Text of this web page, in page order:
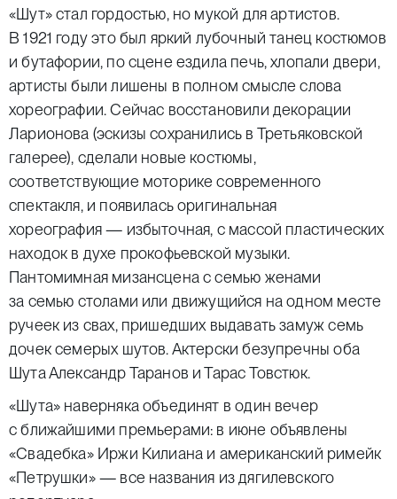
«Шут» стал гордостью, но мукой для артистов.
В 1921 году это был яркий лубочный танец костюмов
и бутафории, по сцене ездила печь, хлопали двери,
артисты были лишены в полном смысле слова
хореографии. Сейчас восстановили декорации
Ларионова (эскизы сохранились в Третьяковской
галерее), сделали новые костюмы,
соответствующие моторике современного
спектакля, и появилась оригинальная
хореография — избыточная, с массой пластических
находок в духе прокофьевской музыки.
Пантомимная мизансцена с семью женами
за семью столами или движущийся на одном месте
ручеек из свах, пришедших выдавать замуж семь
дочек семерых шутов. Актерски безупречны оба
Шута Александр Таранов и Тарас Товстюк.
«Шута» наверняка объединят в один вечер
с ближайшими премьерами: в июне объявлены
«Свадебка» Иржи Килиана и американский римейк
«Петрушки» — все названия из дягилевского